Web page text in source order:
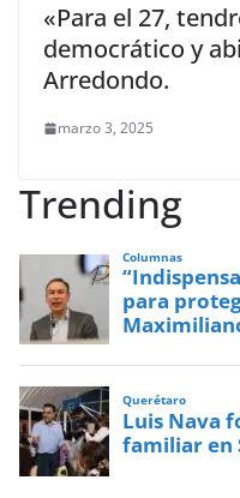
«Para el 27,
democrático y
Arredondo.
marzo 3, 2025
Trending